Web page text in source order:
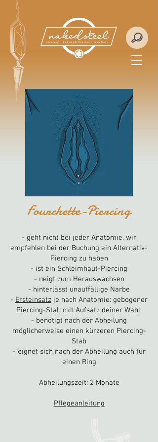
Fourchette-Piercing
- geht nicht bei jeder Anatomie, wir
empfehlen bei der Buchung ein Alternativ-
Piercing zu haben
- ist ein Schleimhaut-Piercing
- neigt zum Herauswachsen
- hinterlässt unauffällige Narbe
- Ersteinsatz je nach Anatomie: gebogener
Piercing-Stab mit Aufsatz deiner Wahl
- benötigt nach der Abheilung
möglicherweise einen kürzeren Piercing-
Stab
- eignet sich nach der Abheilung auch für
einen Ring
Abheilungszeit: 2 Monate
Pflegeanleitung